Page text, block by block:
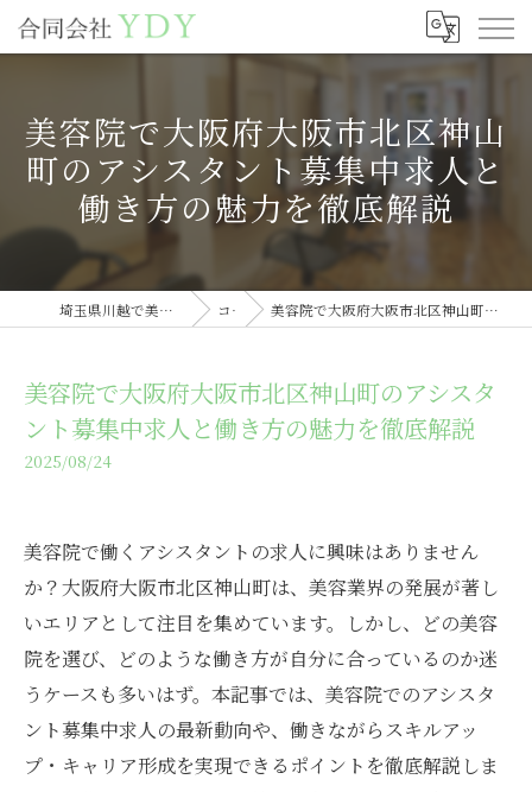
美容院で大阪府大阪市北区神山
町のアシスタント募集中求人と
働き方の魅力を徹底解説
埼玉県川越で美容室の求人なら合同会社YDY コラム 美容院で大阪府大阪市北区神山町のアシスタント募集中求人と働き方の魅力を徹底解説
美容院で大阪府大阪市北区神山町のアシスタ
ント募集中求人と働き方の魅力を徹底解説
2025/08/24
美容院で働くアシスタントの求人に興味はありません
か？大阪府大阪市北区神山町は、美容業界の発展が著し
いエリアとして注目を集めています。しかし、どの美容
院を選び、どのような働き方が自分に合っているのか迷
うケースも多いはず。本記事では、美容院でのアシスタ
ント募集中求人の最新動向や、働きながらスキルアッ
プ・キャリア形成を実現できるポイントを徹底解説しま